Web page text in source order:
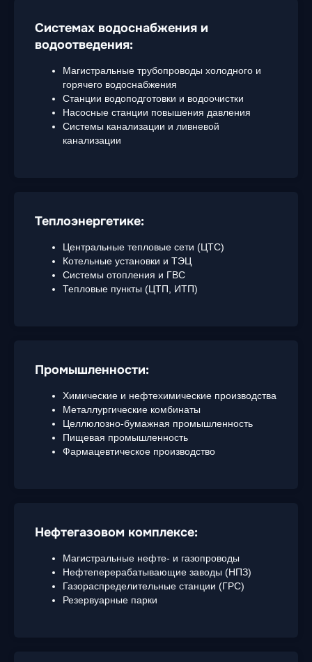
Системах водоснабжения и
водоотведения:
Магистральные трубопроводы холодного и
горячего водоснабжения
Станции водоподготовки и водоочистки
Насосные станции повышения давления
Системы канализации и ливневой
канализации
Теплоэнергетике:
Центральные тепловые сети (ЦТС)
Котельные установки и ТЭЦ
Системы отопления и ГВС
Тепловые пункты (ЦТП, ИТП)
Промышленности:
Химические и нефтехимические производства
Металлургические комбинаты
Целлюлозно-бумажная промышленность
Пищевая промышленность
Фармацевтическое производство
Нефтегазовом комплексе:
Магистральные нефте- и газопроводы
Нефтеперерабатывающие заводы (НПЗ)
Газораспределительные станции (ГРС)
Резервуарные парки